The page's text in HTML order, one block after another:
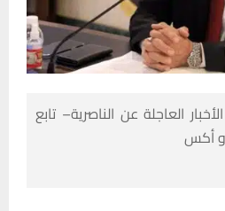
العاجلة عن الناصرية– تابع
أكس